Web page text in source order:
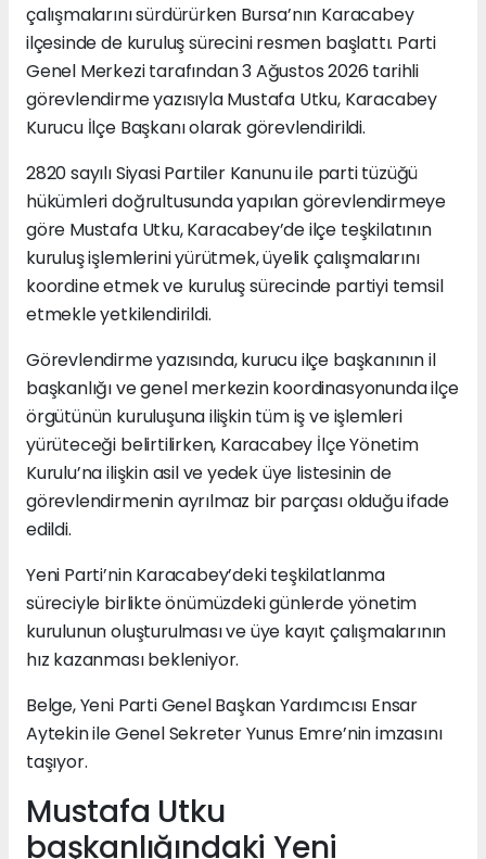
çalışmalarını sürdürürken Bursa’nın Karacabey
ilçesinde de kuruluş sürecini resmen başlattı. Parti
Genel Merkezi tarafından 3 Ağustos 2026 tarihli
görevlendirme yazısıyla Mustafa Utku, Karacabey
Kurucu İlçe Başkanı olarak görevlendirildi.
2820 sayılı Siyasi Partiler Kanunu ile parti tüzüğü
hükümleri doğrultusunda yapılan görevlendirmeye
göre Mustafa Utku, Karacabey’de ilçe teşkilatının
kuruluş işlemlerini yürütmek, üyelik çalışmalarını
koordine etmek ve kuruluş sürecinde partiyi temsil
etmekle yetkilendirildi.
Görevlendirme yazısında, kurucu ilçe başkanının il
başkanlığı ve genel merkezin koordinasyonunda ilçe
örgütünün kuruluşuna ilişkin tüm iş ve işlemleri
yürüteceği belirtilirken, Karacabey İlçe Yönetim
Kurulu’na ilişkin asil ve yedek üye listesinin de
görevlendirmenin ayrılmaz bir parçası olduğu ifade
edildi.
Yeni Parti’nin Karacabey’deki teşkilatlanma
süreciyle birlikte önümüzdeki günlerde yönetim
kurulunun oluşturulması ve üye kayıt çalışmalarının
hız kazanması bekleniyor.
Belge, Yeni Parti Genel Başkan Yardımcısı Ensar
Aytekin ile Genel Sekreter Yunus Emre’nin imzasını
taşıyor.
Mustafa Utku
başkanlığındaki Yeni